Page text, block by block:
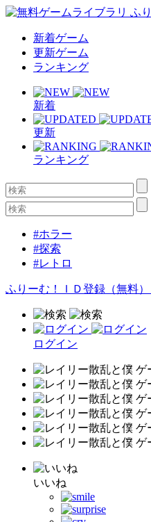
新着ゲーム
更新ゲーム
ランキング
新着
更新
ランキング
#ホラー
#探索
#レトロ
ふりーむ！ＩＤ登録（無料）
ログイン
いいね